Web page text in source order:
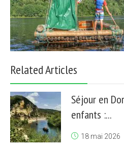
Related Articles
Séjour en
enfants :...
18 mai 2026